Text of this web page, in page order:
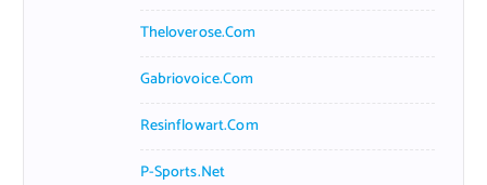
Theloverose.com
Gabriovoice.com
Resinflowart.com
P-Sports.net